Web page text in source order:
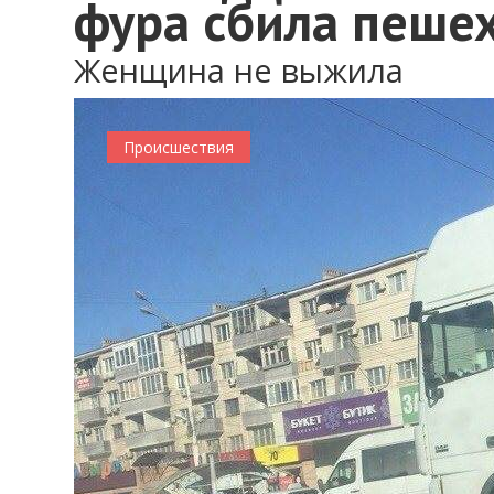
фура сбила
Женщина не выжила
Происшествия